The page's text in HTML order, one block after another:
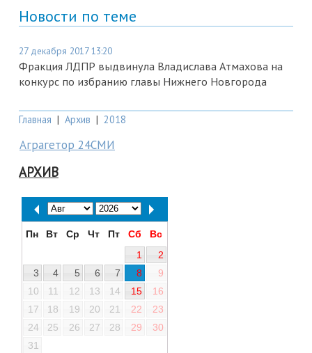
Новости по теме
27 декабря 2017 13:20
Фракция ЛДПР выдвинула Владислава Атмахова на
конкурс по избранию главы Нижнего Новгорода
Главная | Архив | 2018
Аграгетор 24СМИ
АРХИВ
Пн Вт Ср Чт Пт Сб
Вс
1
2
3
4 5 6 7 8
9
10
11 12 13 14 15
16
17
18 19 20 21 22
23
24
25 26 27 28 29
30
31